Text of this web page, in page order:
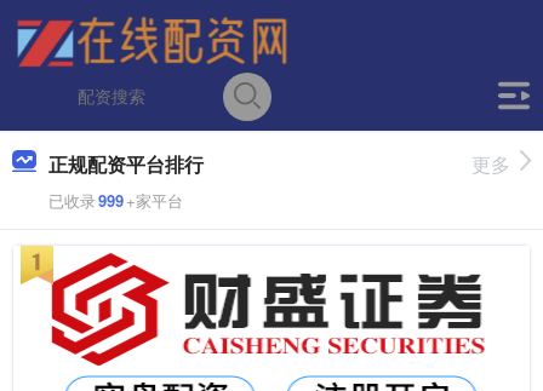
正规配资平台排行
已收录999+家平台
更多